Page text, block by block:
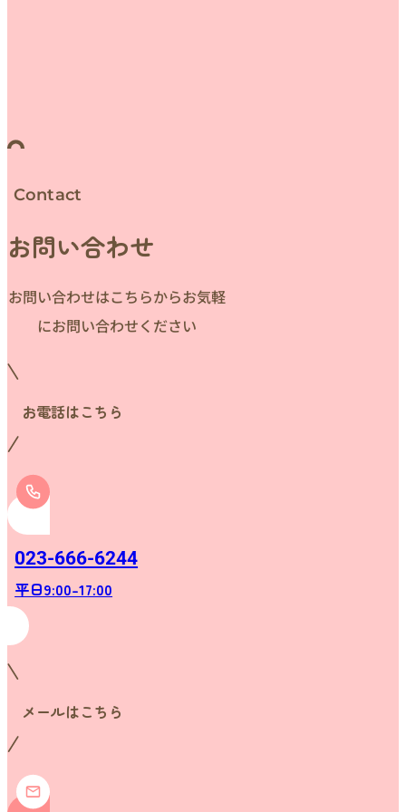
Contact
お問い合わせ
お問い合わせはこちらからお気軽
にお問い合わせください
お電話はこちら
023-666-6244
平日9:00-17:00
メールはこちら